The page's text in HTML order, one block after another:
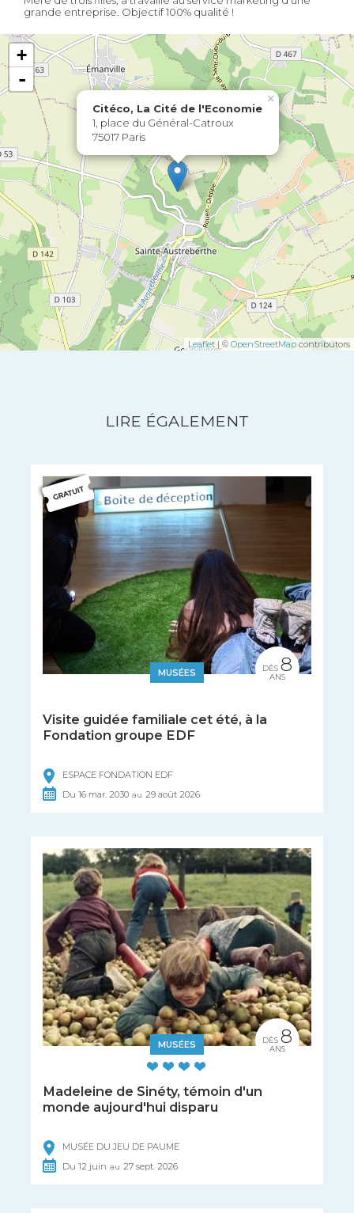
grande entreprise. Objectif 100% qualité !
×
Citéco, La Cité de l'Economie
1, place du Général-Catroux
75017 Paris
+
-
Leaflet | © OpenStreetMapcontributors
LIRE ÉGALEMENT
MUSÉES
Visite guidée familiale cet été, à la
Fondation groupe EDF
ESPACE FONDATION EDF
Du16 mar. 2030 au 29août 2026
DÈS 8
ANS
MUSÉES
Madeleine de Sinéty, témoin d'un
monde aujourd'hui disparu
MUSÉE DU JEU DE PAUME
Du12 juin au 27sept. 2026
DÈS 8
ANS